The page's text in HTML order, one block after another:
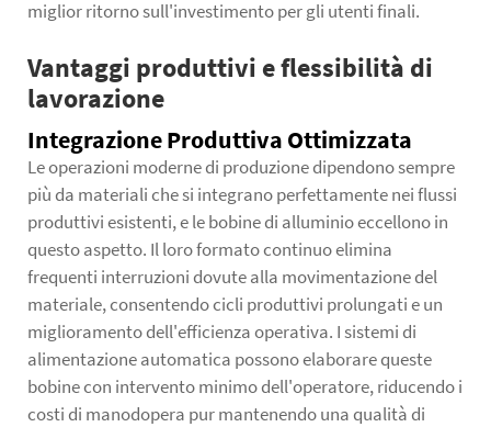
miglior ritorno sull'investimento per gli utenti finali.
Vantaggi produttivi e flessibilità di
lavorazione
Integrazione Produttiva Ottimizzata
Le operazioni moderne di produzione dipendono sempre
più da materiali che si integrano perfettamente nei flussi
produttivi esistenti, e le bobine di alluminio eccellono in
questo aspetto. Il loro formato continuo elimina
frequenti interruzioni dovute alla movimentazione del
materiale, consentendo cicli produttivi prolungati e un
miglioramento dell'efficienza operativa. I sistemi di
alimentazione automatica possono elaborare queste
bobine con intervento minimo dell'operatore, riducendo i
costi di manodopera pur mantenendo una qualità di